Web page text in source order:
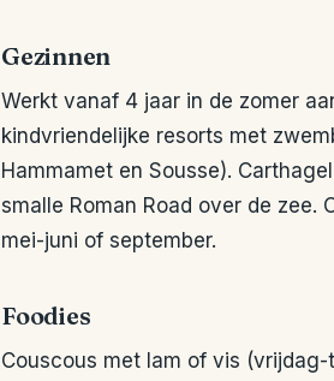
Gezinnen
Werkt vanaf 4 jaar in de zomer
kindvriendelijke resorts met
Hammamet en Sousse).
smalle Roman Road over de zee.
mei-juni of september.
Foodies
Couscous met lam of vis